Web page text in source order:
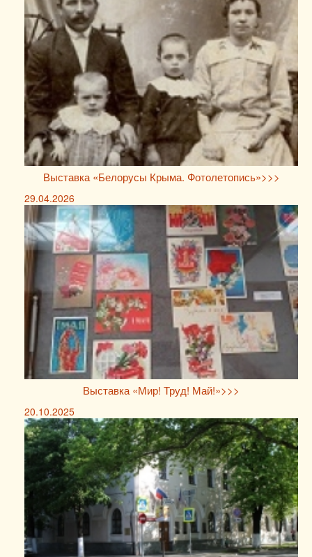
Выставка «Белорусы Крыма. Фотолетопись»>>>
29.04.2026
Выставка «Мир! Труд! Май!»>>>
20.10.2025